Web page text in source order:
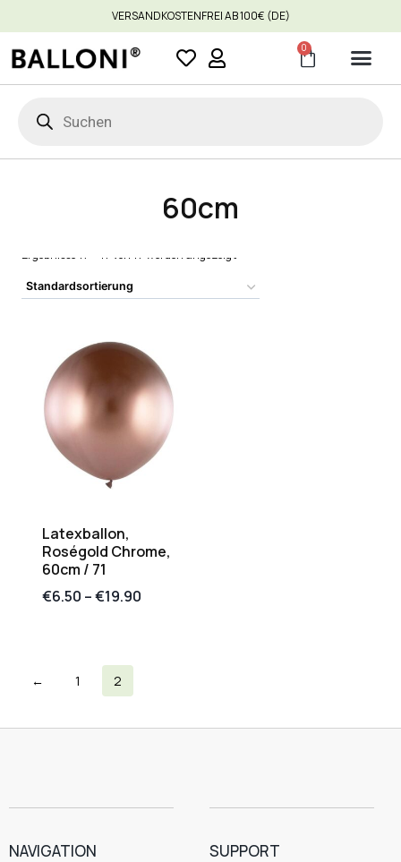
VERSANDKOSTENFREI AB 100€ (DE)
0
60cm
Ergebnisse 17 – 17 von 17 werden angezeigt
Latexballon,
Roségold Chrome,
60cm / 71
€6.50 –€19.90
← 1 2
NAVIGATION SUPPORT